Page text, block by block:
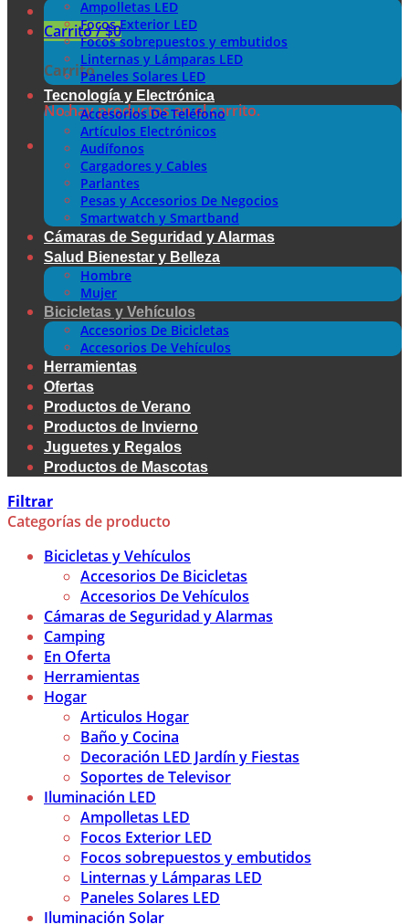
Carrito /$0
Carrito
No hay productos en el carrito.
Ampolletas LED
Focos Exterior LED
Focos sobrepuestos y embutidos
Linternas y Lámparas LED
Paneles Solares LED
Tecnología y Electrónica
Accesorios De Teléfono
Artículos Electrónicos
Audífonos
Cargadores y Cables
Parlantes
Pesas y Accesorios De Negocios
Smartwatch y Smartband
Cámaras de Seguridad y Alarmas
Salud Bienestar y Belleza
Hombre
Mujer
Bicicletas y Vehículos
Accesorios De Bicicletas
Accesorios De Vehículos
Herramientas
Ofertas
Productos de Verano
Productos de Invierno
Juguetes y Regalos
Productos de Mascotas
Filtrar
Categorías de producto
Bicicletas y Vehículos
Accesorios De Bicicletas
Accesorios De Vehículos
Cámaras de Seguridad y Alarmas
Camping
En Oferta
Herramientas
Hogar
Articulos Hogar
Baño y Cocina
Decoración LED Jardín y Fiestas
Soportes de Televisor
Iluminación LED
Ampolletas LED
Focos Exterior LED
Focos sobrepuestos y embutidos
Linternas y Lámparas LED
Paneles Solares LED
Iluminación Solar